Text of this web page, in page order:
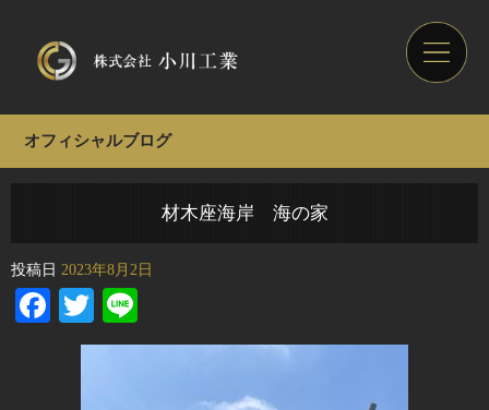
オフィシャルブログ
材木座海岸 海の家
投稿日 2023年8月2日
Facebook
Twitter